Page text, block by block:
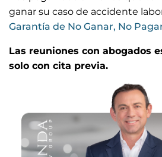
ganar su caso de accidente
Garantía de No Ganar, No
Las reuniones con abogados
solo con cita previa.